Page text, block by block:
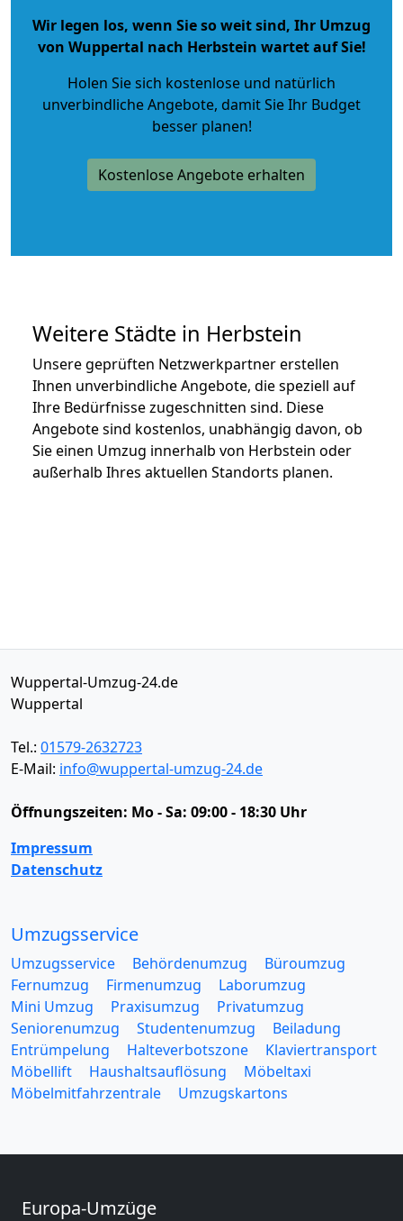
Wir legen los, wenn Sie so weit sind, Ihr Umzug
von Wuppertal nach Herbstein wartet auf Sie!
Holen Sie sich kostenlose und natürlich
unverbindliche Angebote, damit Sie Ihr Budget
besser planen!
Kostenlose Angebote erhalten
Weitere Städte in Herbstein
Unsere geprüften Netzwerkpartner erstellen
Ihnen unverbindliche Angebote, die speziell auf
Ihre Bedürfnisse zugeschnitten sind. Diese
Angebote sind kostenlos, unabhängig davon, ob
Sie einen Umzug innerhalb von Herbstein oder
außerhalb Ihres aktuellen Standorts planen.
Wuppertal-Umzug-24.de
Wuppertal
Tel.: 01579-2632723
E-Mail: info@wuppertal-umzug-24.de
Öffnungszeiten: Mo - Sa: 09:00 - 18:30 Uhr
Impressum
Datenschutz
Umzugsservice
Umzugsservice Behördenumzug
Büroumzug
Fernumzug
Firmenumzug
Laborumzug
Mini Umzug
Praxisumzug
Privatumzug
Seniorenumzug
Studentenumzug
Beiladung
Entrümpelung
Halteverbotszone
Klaviertransport
Möbellift
Haushaltsauflösung
Möbeltaxi
Möbelmitfahrzentrale
Umzugskartons
Europa-Umzüge